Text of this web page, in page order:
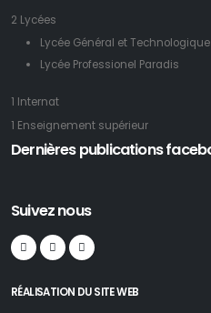
2 Lycées
Lycée Général et
Lycée Professionel Paradis
1 Internat
1 Enseignement supérieur
Dernières publications
Suivez nous
RÉALISATION DU SITE WEB